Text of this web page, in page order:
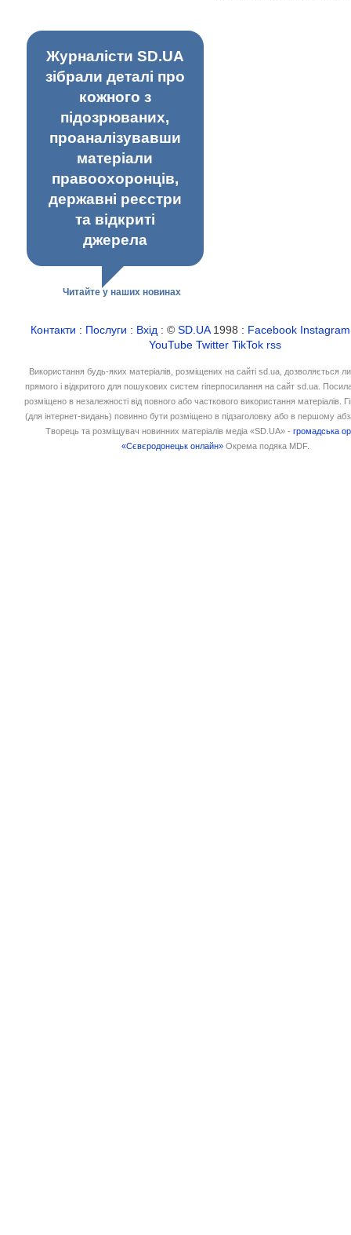
Журналісти SD.UA
зібрали деталі про
кожного з
підозрюваних,
проаналізувавши
матеріали
правоохоронців,
державні реєстри
та відкриті
джерела
Читайте у наших новинах
Контакти : Послуги : Вхід : ©SD.UA1998 : Facebook Instagram
YouTube Twitter TikTok rss
Використання будь-яких матеріалів, розміщених на сайті sd.ua, дозволяється
прямого і відкритого для пошукових систем гіперпосилання на сайт sd.ua.
розміщено в незалежності від повного або часткового використання матеріалів.
(для інтернет-видань) повинно бути розміщено в підзаголовку або в першому
Творець та розміщувач новинних матеріалів медіа «SD.UA» -громадська
«Сєвєродонецьк онлайн» Окрема подяка MDF.